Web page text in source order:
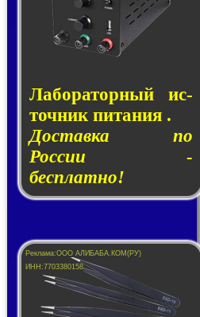
Лаборатор­ный ис­
точ­ник пи­та­ния .
Доставка по
России -
бесплатно!